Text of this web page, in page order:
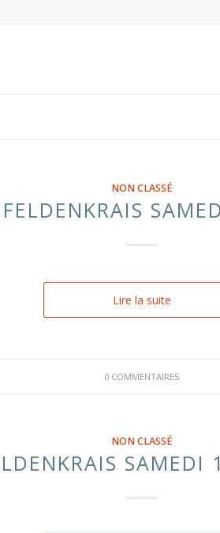
NON CLASSÉ
Lire la suite
0 COMMENTAIRES
NON CLASSÉ
SAMEDI